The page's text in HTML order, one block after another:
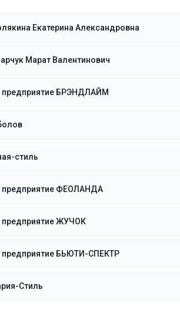
Екатерина Александровна
Марат Валентинович
предприятие БРЭНДЛАЙМ
стиль
предприятие ФЕОЛАНДА
предприятие ЖУЧОК
предприятие БЬЮТИ-СПЕКТР
Стиль